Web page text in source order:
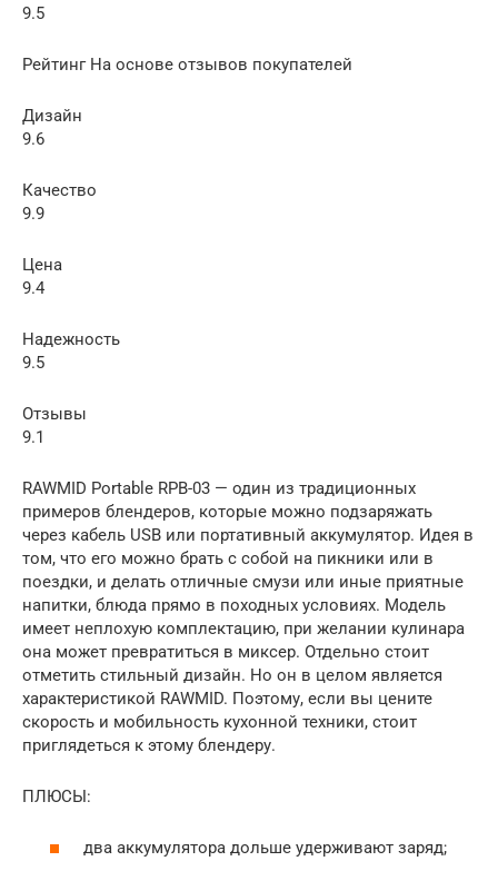
9.5
Рейтинг На основе отзывов покупателей
Дизайн
9.6
Качество
9.9
Цена
9.4
Надежность
9.5
Отзывы
9.1
RAWMID Portable RPB-03 — один из традиционных
примеров блендеров, которые можно подзаряжать
через кабель USB или портативный аккумулятор. Идея в
том, что его можно брать с собой на пикники или в
поездки, и делать отличные смузи или иные приятные
напитки, блюда прямо в походных условиях. Модель
имеет неплохую комплектацию, при желании кулинара
она может превратиться в миксер. Отдельно стоит
отметить стильный дизайн. Но он в целом является
характеристикой RAWMID. Поэтому, если вы цените
скорость и мобильность кухонной техники, стоит
приглядеться к этому блендеру.
ПЛЮСЫ:
два аккумулятора дольше удерживают заряд;